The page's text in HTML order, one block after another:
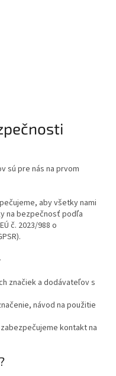
sú pre nás na prvom
aby všetky nami
na bezpečnosť podľa
č. 2023/988 o
značiek a dodávateľov s
návod na použitie
kontakt na